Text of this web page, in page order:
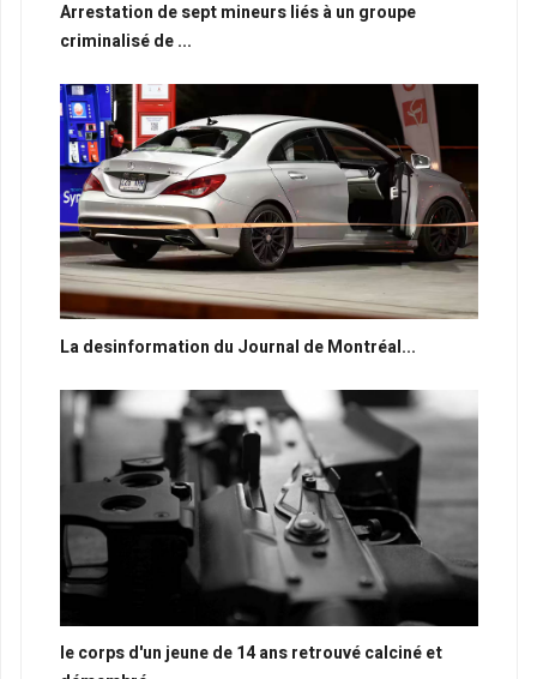
Arrestation de sept mineurs liés à un groupe
criminalisé de ...
La desinformation du Journal de Montréal...
le corps d'un jeune de 14 ans retrouvé calciné et